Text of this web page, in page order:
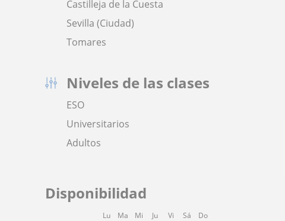
Castilleja de la Cuesta
Sevilla (Ciudad)
Tomares
Niveles de las clases
ESO
Universitarios
Adultos
Disponibilidad
Lu Ma Mi Ju Vi Sá Do